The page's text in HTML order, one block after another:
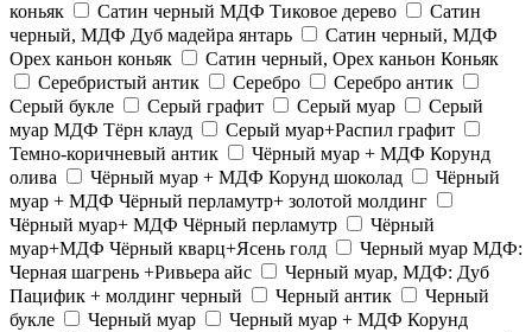
коньяк
Сатин черный МДФ Тиковое дерево
Сатин
черный, МДФ Дуб мадейра янтарь
Сатин черный, МДФ
Орех каньон коньяк
Сатин черный, Орех каньон Коньяк
Серебристый антик
Серебро
Серебро антик
Серый букле
Серый графит Серый муар
Серый
муар МДФ Тёрн клауд
Серый муар+Распил графит
Темно-коричневый антик
Чёрный муар + МДФ Корунд
олива
Чёрный муар + МДФ Корунд шоколад
Чёрный
муар + МДФ Чёрный перламутр+ золотой молдинг
Чёрный муар+ МДФ Чёрный перламутр
Чёрный
муар+МДФ Чёрный кварц+Ясень голд
Черный муар МДФ:
Черная шагрень +Ривьера айс
Черный муар, МДФ: Дуб
Пацифик + молдинг черный
Черный антик
Черный
букле
Черный муар
Черный муар + МДФ Корунд